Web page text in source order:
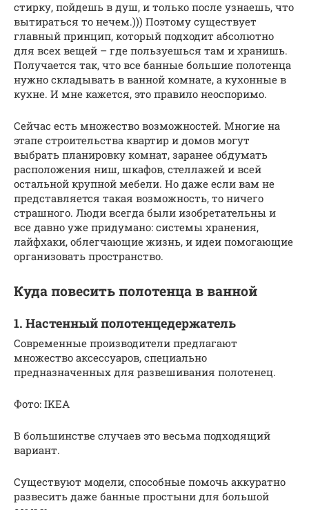
стирку, пойдешь в душ, и только после узнаешь, что
вытираться то нечем.))) Поэтому существует
главный принцип, который подходит абсолютно
для всех вещей – где пользуешься там и хранишь.
Получается так, что все банные большие полотенца
нужно складывать в ванной комнате, а кухонные в
кухне. И мне кажется, это правило неоспоримо.
Сейчас есть множество возможностей. Многие на
этапе строительства квартир и домов могут
выбрать планировку комнат, заранее обдумать
расположения ниш, шкафов, стеллажей и всей
остальной крупной мебели. Но даже если вам не
представляется такая возможность, то ничего
страшного. Люди всегда были изобретательны и
все давно уже придумано: системы хранения,
лайфхаки, облегчающие жизнь, и идеи помогающие
организовать пространство.
Куда повесить полотенца в ванной
1. Настенный полотенцедержатель
Современные производители предлагают
множество аксессуаров, специально
предназначенных для развешивания полотенец.
Фото: IKEA
В большинстве случаев это весьма подходящий
вариант.
Существуют модели, способные помочь аккуратно
развесить даже банные простыни для большой